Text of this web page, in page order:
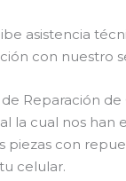
asistencia
con nuestro
Reparación
la cual nos han
piezas con
celular.